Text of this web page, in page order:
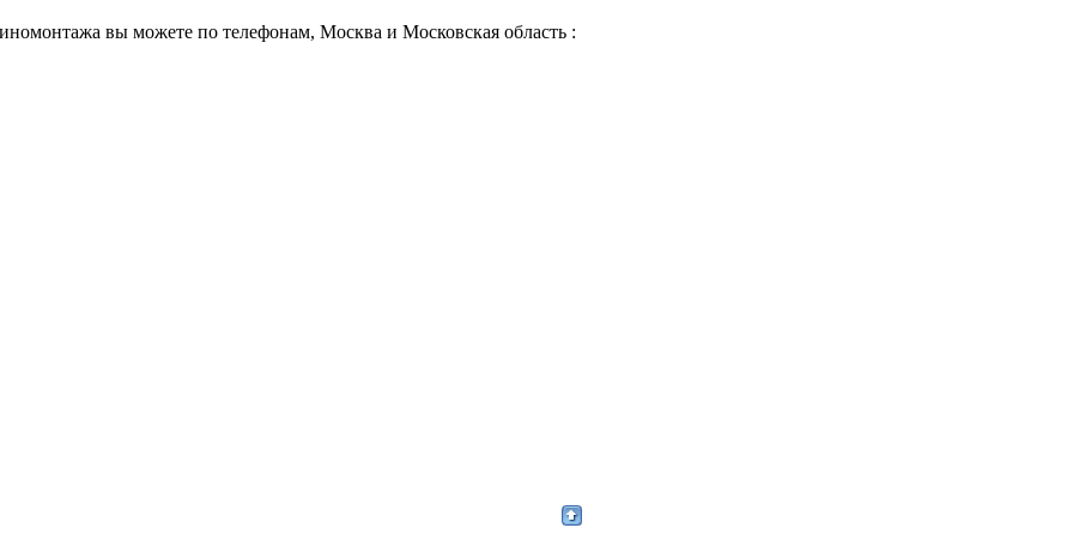
вы можете по телефонам, Москва и Московская область :